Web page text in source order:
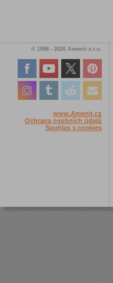
© 1998 - 2026 Amenit s.r.o.
www.Amenit.cz
Ochrana osobních údajů
Souhlas s cookies